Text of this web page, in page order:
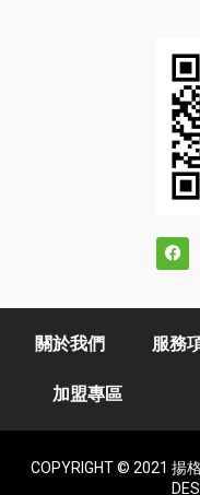
關於我們 服務
加盟專區
COPYRIGHT © 2021 揚